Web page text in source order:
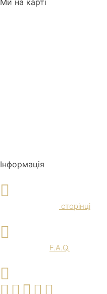
Інформація
сторінці
F.A.Q.